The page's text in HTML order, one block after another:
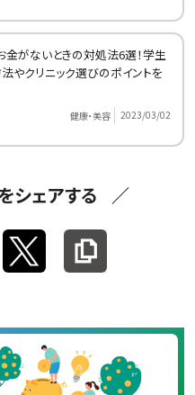
がないときの対処法6選！学生
やクリニック選びのポイントを
健康・美容 2023/03/02
シェアする